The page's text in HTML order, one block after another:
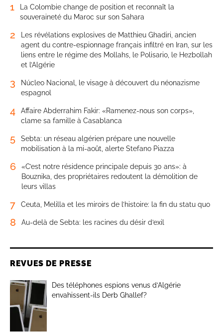
1
La Colombie change de position et reconnaît la
souveraineté du Maroc sur son Sahara
2
Les révélations explosives de Matthieu Ghadiri, ancien
agent du contre-espionnage français infiltré en Iran, sur les
liens entre le régime des Mollahs, le Polisario, le Hezbollah
et l’Algérie
3
Núcleo Nacional, le visage à découvert du néonazisme
espagnol
4
Affaire Abderrahim Fakir: «Ramenez-nous son corps»,
clame sa famille à Casablanca
5
Sebta: un réseau algérien prépare une nouvelle
mobilisation à la mi-août, alerte Stefano Piazza
6
«C’est notre résidence principale depuis 30 ans»: à
Bouznika, des propriétaires redoutent la démolition de
leurs villas
7 Ceuta, Melilla et les miroirs de l’histoire: la fin du statu quo
8 Au-delà de Sebta: les racines du désir d’exil
REVUES DE PRESSE
Des téléphones espions venus d’Algérie
envahissent-ils Derb Ghallef?